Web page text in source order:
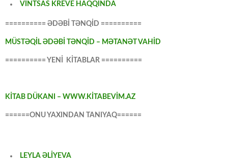
VİNTSAS KREVE HAQQINDA
========== ƏDƏBİ TƏNQİD ==========
MÜSTƏQİL ƏDƏBİ TƏNQİD – MƏTANƏT VAHİD
========== YENİ KİTABLAR ==========
KİTAB DÜKANI – WWW.KİTABEVİM.AZ
======ONU YAXINDAN TANIYAQ======
LEYLA ƏLİYEVA